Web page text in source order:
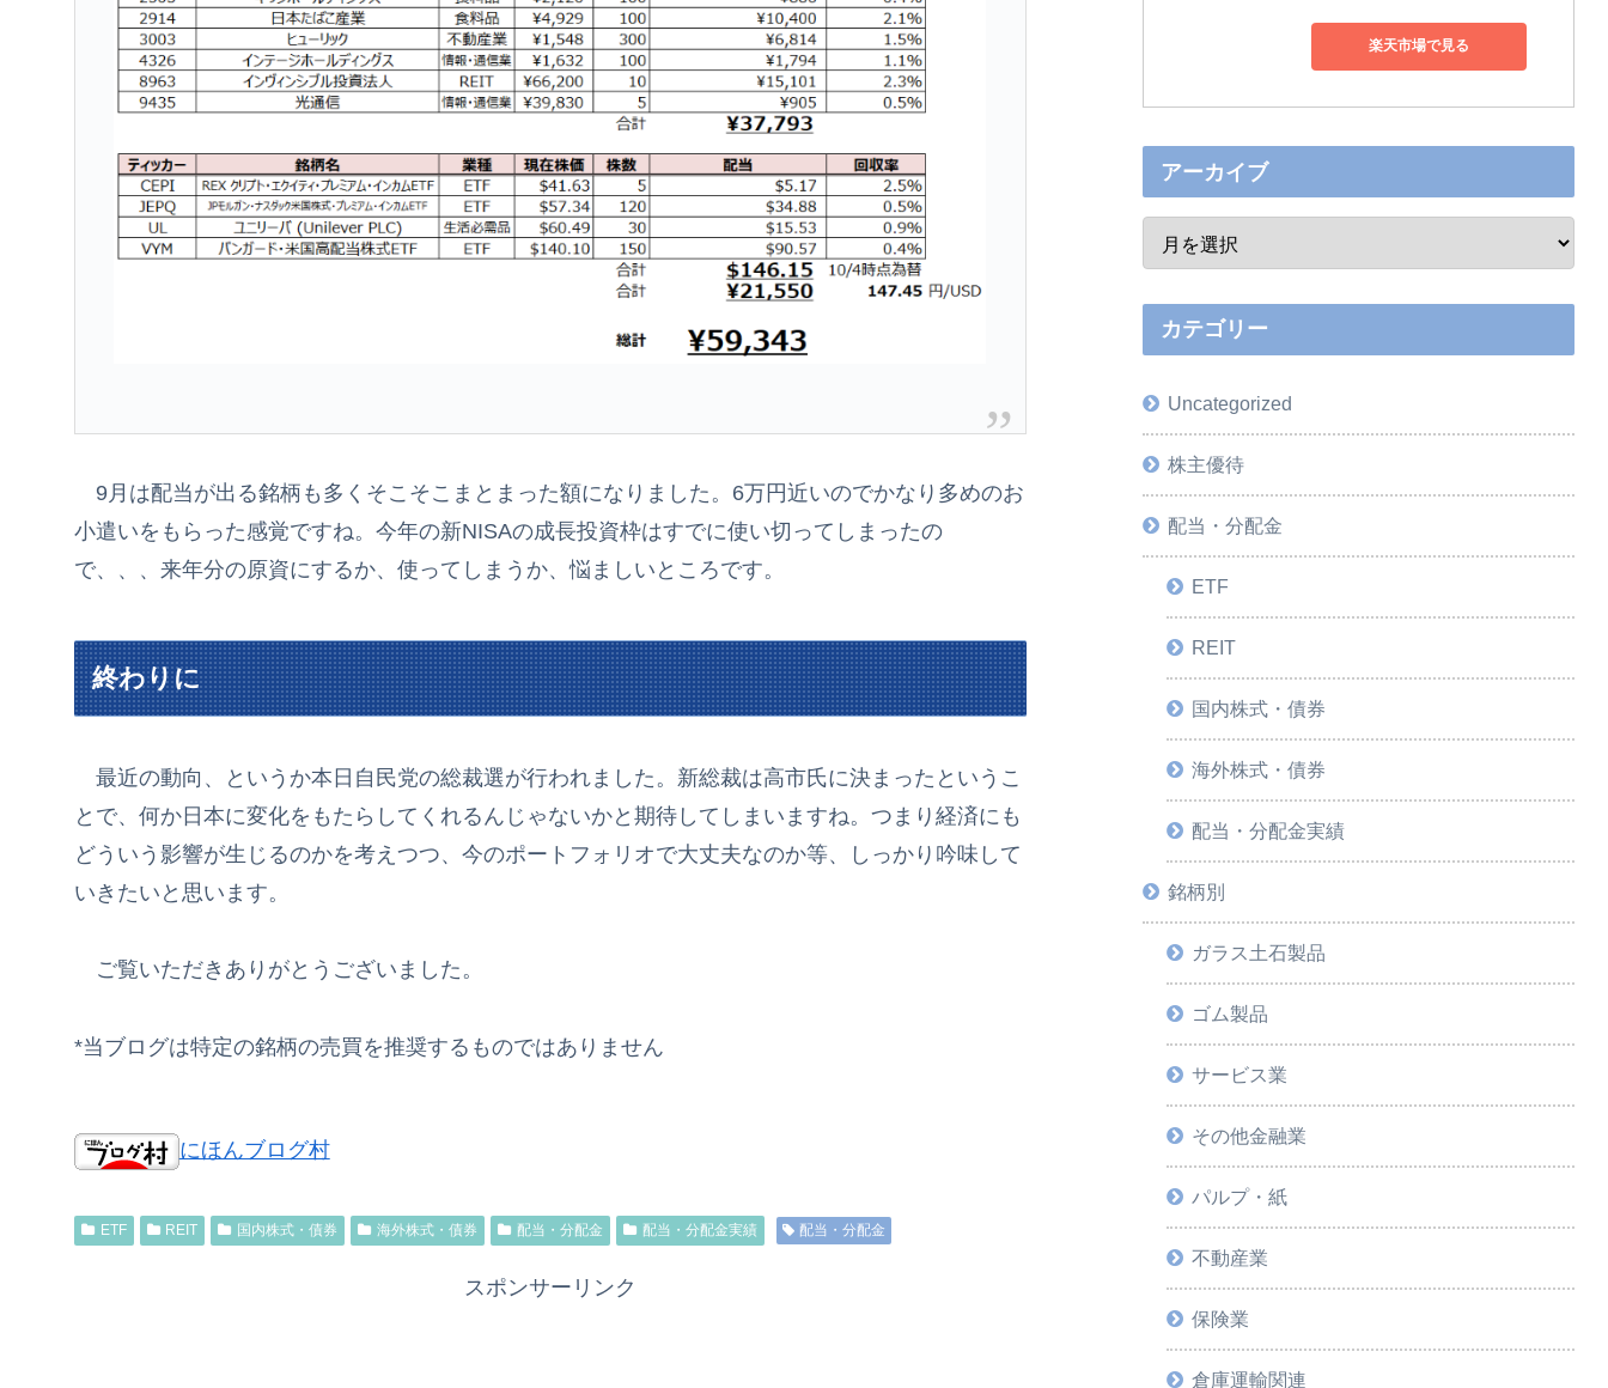
9月は配当が出る銘柄も多くそこそこまとまった額になりました。6万円近いのでかなり多めのお
小遣いをもらった感覚ですね。今年の新NISAの成長投資枠はすでに使い切ってしまったの
で、、、来年分の原資にするか、使ってしまうか、悩ましいところです。
終わりに
最近の動向、というか本日自民党の総裁選が行われました。新総裁は高市氏に決まったというこ
とで、何か日本に変化をもたらしてくれるんじゃないかと期待してしまいますね。つまり経済にも
どういう影響が生じるのかを考えつつ、今のポートフォリオで大丈夫なのか等、しっかり吟味して
いきたいと思います。
ご覧いただきありがとうございました。
*当ブログは特定の銘柄の売買を推奨するものではありません
にほんブログ村
ETF REIT 国内株式・債券 海外株式・債券 配当・分配金 配当・分配金実績 配当・分配金
スポンサーリンク
楽天市場で見る
アーカイブ
カテゴリー
Uncategorized
株主優待
配当・分配金
ETF
REIT
国内株式・債券
海外株式・債券
配当・分配金実績
銘柄別
ガラス土石製品
ゴム製品
サービス業
その他金融業
パルプ・紙
不動産業
保険業
倉庫運輸関連